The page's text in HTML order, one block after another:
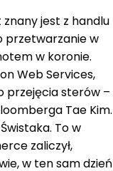
jest z handlu
przetwarzanie w
w koronie.
Web Services,
przejęcia sterów –
Tae Kim.
To w
zaliczył,
w ten sam dzień